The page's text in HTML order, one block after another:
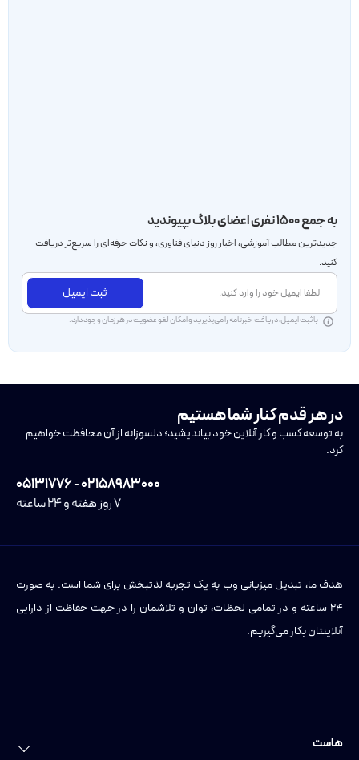
به جمع ۱۵۰۰ نفری اعضای بلاگ بپیوندید
جدید‌ترین مطالب آموزشی، اخبار روز دنیای فناوری، و نکات حرفه‌ای را سریع‌تر دریافت
کنید.
ثبت ایمیل
با ثبت ایمیل، دریافت خبرنامه را می‌پذیرید و امکان لغو عضویت در هر زمان وجود دارد.
در هر قدم کنار شما هستیم
به توسعه کسب و کار آنلاین خود بیاندیشید؛ دلسوزانه از آن محافظت خواهیم
کرد.
۰۲۱۵۸۹۸۳۰۰۰ - ۰۵۱۳۱۷۷۶
۷ روز هفته و ۲۴ ساعته
هدف ما، تبدیل میزبانی وب به یک تجربه لذتبخش برای شما است. به صورت
۲۴ ساعته و در تمامی لحظات، توان و تلاشمان را در جهت حفاظت از دارایی
آنلاینتان بکار می‌گیریم.
هاست